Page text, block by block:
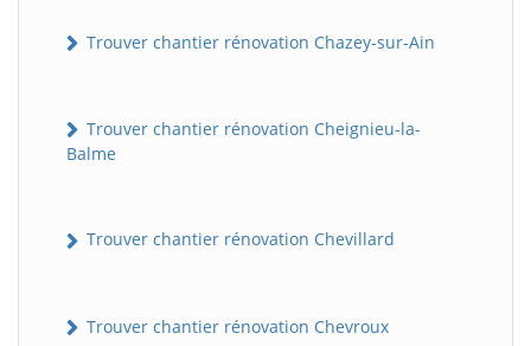
Trouver chantier rénovation Chazey-sur-Ain
Trouver chantier rénovation Cheignieu-la-
Balme
Trouver chantier rénovation Chevillard
Trouver chantier rénovation Chevroux
Assistant en ligne
BatiWebPro